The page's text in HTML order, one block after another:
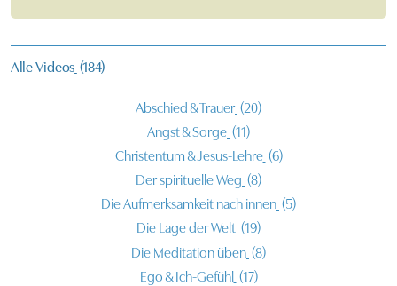
Alle Videos (184)
Abschied & Trauer (20)
Angst & Sorge (11)
Christentum & Jesus-Lehre (6)
Der spirituelle Weg (8)
Die Aufmerksamkeit nach innen (5)
Die Lage der Welt (19)
Die Meditation üben (8)
Ego & Ich-Gefühl (17)